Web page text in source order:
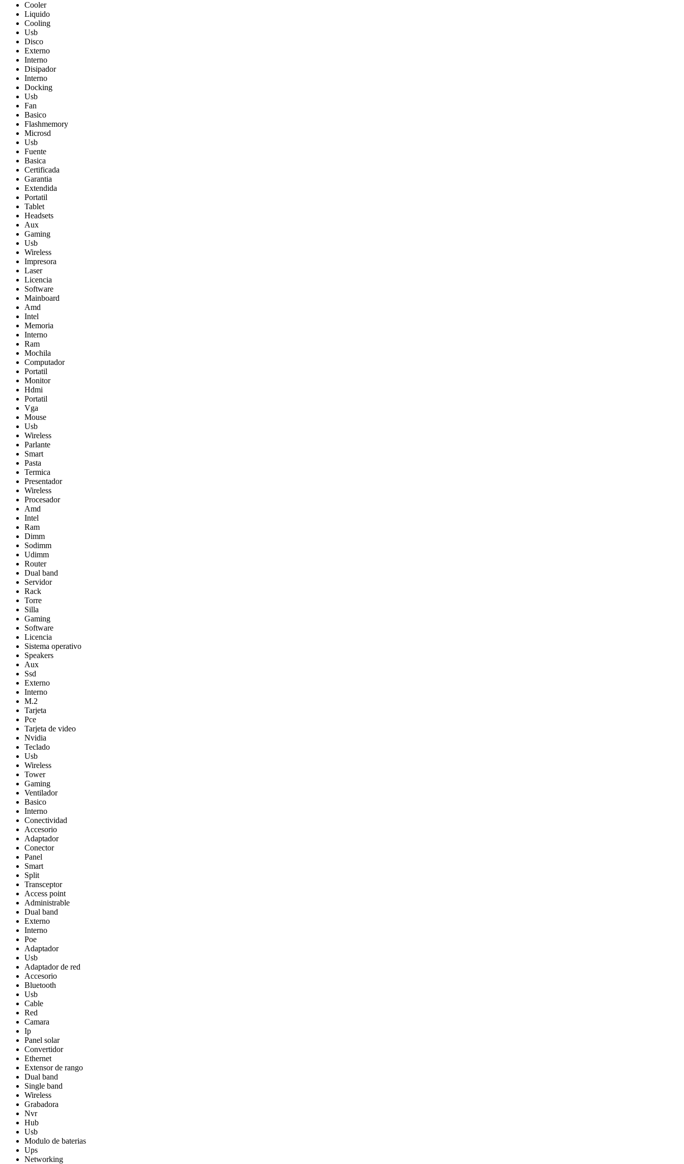
Cooler
Liquido
Cooling
Usb
Disco
Externo
Interno
Disipador
Interno
Docking
Usb
Fan
Basico
Flashmemory
Microsd
Usb
Fuente
Basica
Certificada
Garantia
Extendida
Portatil
Tablet
Headsets
Aux
Gaming
Usb
Wireless
Impresora
Laser
Licencia
Software
Mainboard
Amd
Intel
Memoria
Interno
Ram
Mochila
Computador
Portatil
Monitor
Hdmi
Portatil
Vga
Mouse
Usb
Wireless
Parlante
Smart
Pasta
Termica
Presentador
Wireless
Procesador
Amd
Intel
Ram
Dimm
Sodimm
Udimm
Router
Dual band
Servidor
Rack
Torre
Silla
Gaming
Software
Licencia
Sistema operativo
Speakers
Aux
Ssd
Externo
Interno
M.2
Tarjeta
Pce
Tarjeta de video
Nvidia
Teclado
Usb
Wireless
Tower
Gaming
Ventilador
Basico
Interno
Conectividad
Accesorio
Adaptador
Conector
Panel
Smart
Split
Transceptor
Access point
Administrable
Dual band
Externo
Interno
Poe
Adaptador
Usb
Adaptador de red
Accesorio
Bluetooth
Usb
Cable
Red
Camara
Ip
Panel solar
Convertidor
Ethernet
Extensor de rango
Dual band
Single band
Wireless
Grabadora
Nvr
Hub
Usb
Modulo de baterias
Ups
Networking